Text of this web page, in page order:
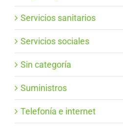
Servicios sanitarios
Servicios sociales
Sin categoría
Suministros
Telefonía e internet